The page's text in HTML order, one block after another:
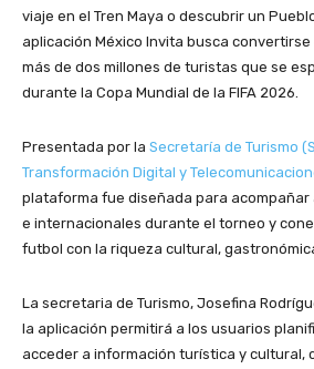
viaje en el Tren Maya o descubrir un
aplicación México Invita busca
más de dos millones de turistas que se
durante la Copa Mundial de la FIFA 2026.
Presentada por la Secretaría de Turismo
Transformación Digital y
plataforma fue diseñada para
e internacionales durante el torneo y
futbol con la riqueza cultural,
La secretaria de Turismo, Josefina
la aplicación permitirá a los usuarios
acceder a información turística y cultural,